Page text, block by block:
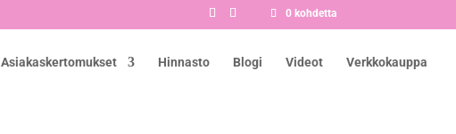
0 kohdetta
Asiakaskertomukset Hinnasto Blogi Videot Verkkokauppa